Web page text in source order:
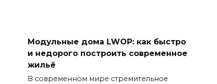
Модульные дома LWOP: как быстро
и недорого построить современное
жильё
В современном мире стремительное